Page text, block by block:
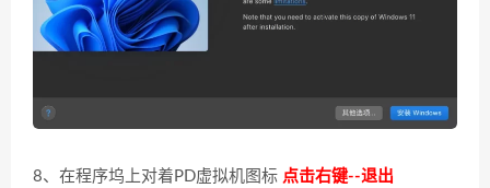
8、在程序坞上对着PD虚拟机图标 点击右键--退出